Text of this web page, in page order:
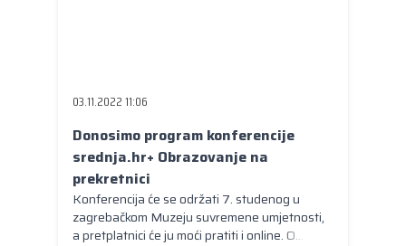
03.11.2022 11:06
Donosimo program konferencije
srednja.hr+ Obrazovanje na
prekretnici
Konferencija će se održati 7. studenog u
zagrebačkom Muzeju suvremene umjetnosti,
a pretplatnici će ju moći pratiti i online. O